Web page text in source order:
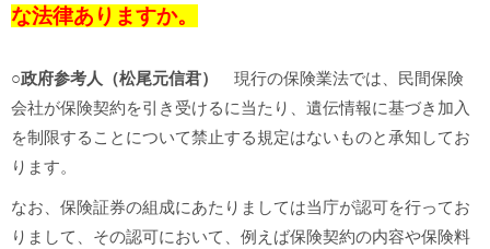
な法律ありますか。
○政府参考人（松尾元信君） 現行の保険業法では、民間保険
会社が保険契約を引き受けるに当たり、遺伝情報に基づき加入
を制限することについて禁止する規定はないものと承知してお
ります。
なお、保険証券の組成にあたりましては当庁が認可を行ってお
りまして、その認可において、例えば保険契約の内容や保険料